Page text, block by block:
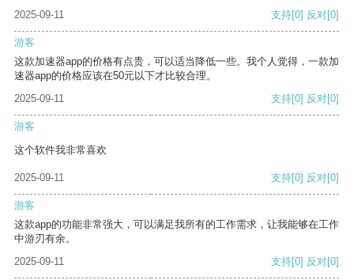
2025-09-11 支持[0] 反对[0]
游客
这款加速器app的价格有点贵，可以适当降低一些。我个人觉得，一款加
速器app的价格应该在50元以下才比较合理。
2025-09-11
支持[0] 反对[0]
游客
这个软件我非常喜欢
2025-09-11 支持[0] 反对[0]
游客
这款app的功能非常强大，可以满足我所有的工作需求，让我能够在工作
中游刃有余。
2025-09-11
支持[0] 反对[0]